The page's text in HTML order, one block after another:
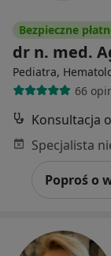
Bezpieczne
dr n. med.
Pediatra,
66
Konsultacja
Poproś o